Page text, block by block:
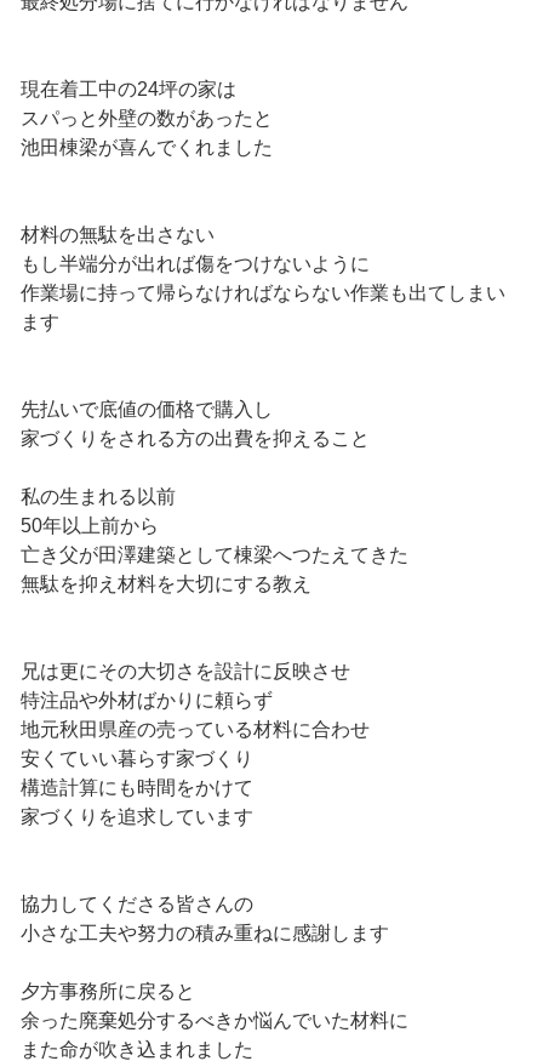
現在着工中の24坪の家は
スパっと外壁の数があったと
池田棟梁が喜んでくれました
材料の無駄を出さない
もし半端分が出れば傷をつけないように
作業場に持って帰らなければならない作業も出てしまい
ます
先払いで底値の価格で購入し
家づくりをされる方の出費を抑えること
私の生まれる以前
50年以上前から
亡き父が田澤建築として棟梁へつたえてきた
無駄を抑え材料を大切にする教え
兄は更にその大切さを設計に反映させ
特注品や外材ばかりに頼らず
地元秋田県産の売っている材料に合わせ
安くていい暮らす家づくり
構造計算にも時間をかけて
家づくりを追求しています
協力してくださる皆さんの
小さな工夫や努力の積み重ねに感謝します
夕方事務所に戻ると
余った廃棄処分するべきか悩んでいた材料に
また命が吹き込まれました